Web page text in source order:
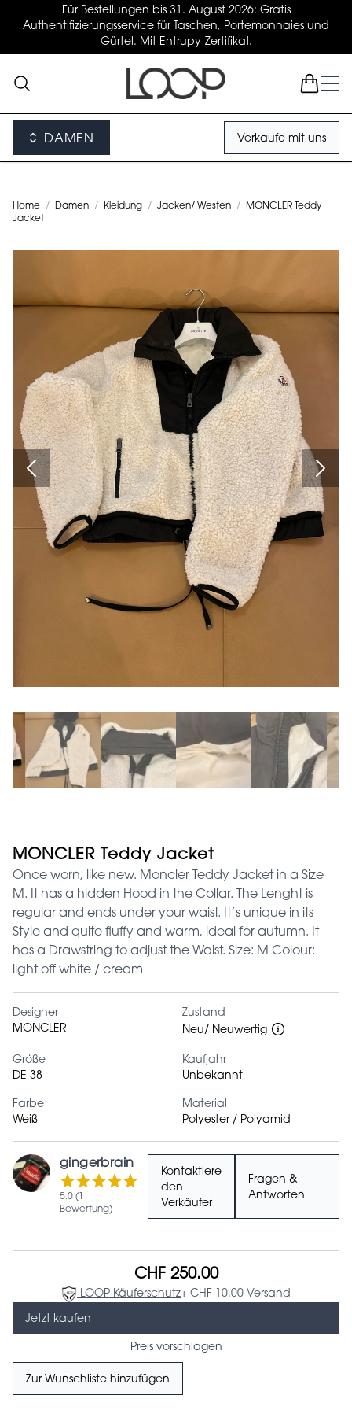
Für Bestellungen bis 31. August 2026: Gratis
Authentifizierungsservice für Taschen, Portemonnaies und
Gürtel. Mit Entrupy-Zertifikat.
DAMEN Verkaufe mit uns
Home / Damen / Kleidung / Jacken/ Westen /
MONCLER Teddy
Jacket
MONCLER Teddy Jacket
Once worn, like new. Moncler Teddy Jacket in a Size
M. It has a hidden Hood in the Collar. The Lenght is
regular and ends under your waist. It’s unique in its
Style and quite fluffy and warm, ideal for autumn. It
has a Drawstring to adjust the Waist. Size: M Colour:
light off white / cream
Designer
MONCLER
Zustand
Neu/ Neuwertig
Größe
DE 38
Kaufjahr
Unbekannt
Farbe
Weiß
Material
Polyester / Polyamid
gingerbrain
5.0 (1
Bewertung)
Kontaktiere
den
Verkäufer
Fragen &
Antworten
CHF 250.00
LOOP Käuferschutz+ CHF 10.00 Versand
Jetzt kaufen
Preis vorschlagen
Zur Wunschliste hinzufügen